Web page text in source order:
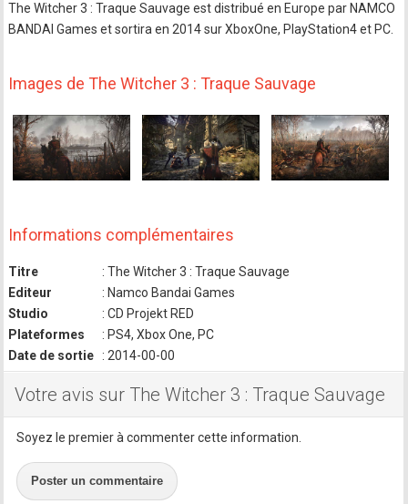
The Witcher 3 : Traque Sauvage est distribué en Europe par NAMCO
BANDAI Games et sortira en 2014 sur XboxOne, PlayStation4 et PC.
Images de The Witcher 3 : Traque Sauvage
Informations complémentaires
Titre
: The Witcher 3 : Traque Sauvage
Editeur
: Namco Bandai Games
Studio
: CD Projekt RED
Plateformes
: PS4, Xbox One, PC
Date de sortie
: 2014-00-00
Votre avis sur The Witcher 3 : Traque Sauvage
Soyez le premier à commenter cette information.
Poster un commentaire